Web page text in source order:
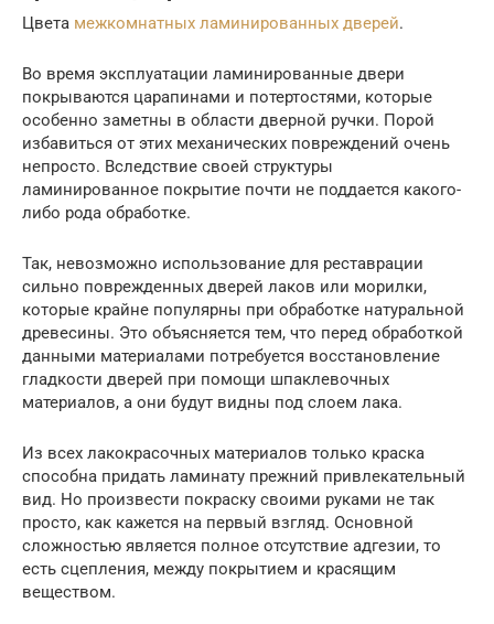
Цвета межкомнатных ламинированных дверей.
Во время эксплуатации ламинированные двери
покрываются царапинами и потертостями, которые
особенно заметны в области дверной ручки. Порой
избавиться от этих механических повреждений очень
непросто. Вследствие своей структуры
ламинированное покрытие почти не поддается какого-
либо рода обработке.
Так, невозможно использование для реставрации
сильно поврежденных дверей лаков или морилки,
которые крайне популярны при обработке натуральной
древесины. Это объясняется тем, что перед обработкой
данными материалами потребуется восстановление
гладкости дверей при помощи шпаклевочных
материалов, а они будут видны под слоем лака.
Из всех лакокрасочных материалов только краска
способна придать ламинату прежний привлекательный
вид. Но произвести покраску своими руками не так
просто, как кажется на первый взгляд. Основной
сложностью является полное отсутствие адгезии, то
есть сцепления, между покрытием и красящим
веществом.